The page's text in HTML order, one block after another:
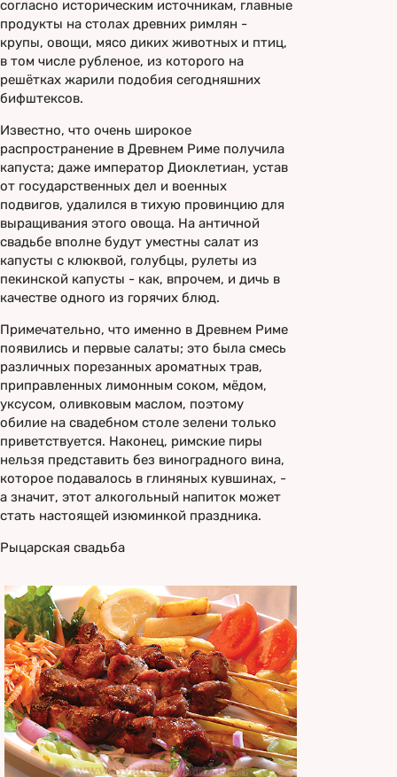
согласно историческим источникам, главные
продукты на столах древних римлян -
крупы, овощи, мясо диких животных и птиц,
в том числе рубленое, из которого на
решётках жарили подобия сегодняшних
бифштексов.
Известно, что очень широкое
распространение в Древнем Риме получила
капуста; даже император Диоклетиан, устав
от государственных дел и военных
подвигов, удалился в тихую провинцию для
выращивания этого овоща. На античной
свадьбе вполне будут уместны салат из
капусты с клюквой, голубцы, рулеты из
пекинской капусты - как, впрочем, и дичь в
качестве одного из горячих блюд.
Примечательно, что именно в Древнем Риме
появились и первые салаты; это была смесь
различных порезанных ароматных трав,
приправленных лимонным соком, мёдом,
уксусом, оливковым маслом, поэтому
обилие на свадебном столе зелени только
приветствуется. Наконец, римские пиры
нельзя представить без виноградного вина,
которое подавалось в глиняных кувшинах, -
а значит, этот алкогольный напиток может
стать настоящей изюминкой праздника.
Рыцарская свадьба